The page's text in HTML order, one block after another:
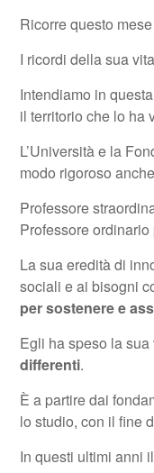
Ricorre questo
I ricordi della sua
Intendiamo in
il territorio che lo ha
L’Università e la
modo rigoroso
Professore
Professore
La sua eredità di
sociali e ai bisogni
per sostenere e
Egli ha speso la
differenti.
È a partire dai
lo studio, con il fine
In questi ultimi anni